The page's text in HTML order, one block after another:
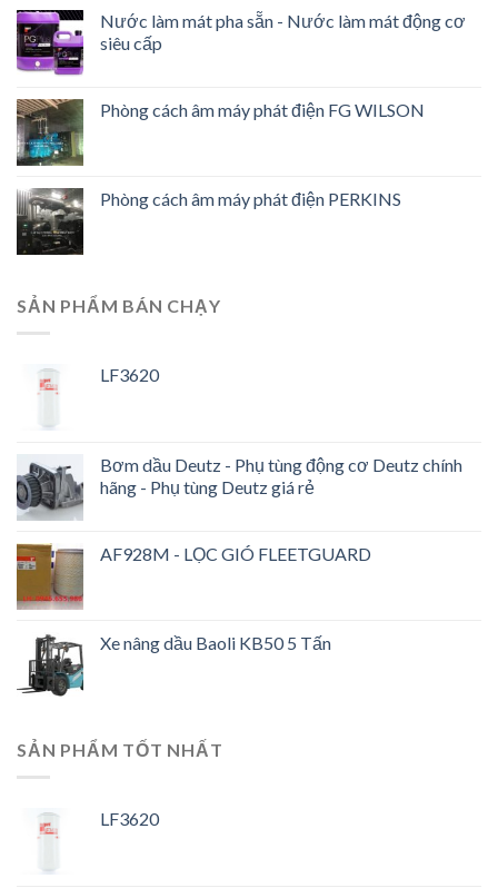
Nước làm mát pha sẵn - Nước làm mát động cơ
siêu cấp
Phòng cách âm máy phát điện FG WILSON
Phòng cách âm máy phát điện PERKINS
SẢN PHẨM BÁN CHẠY
LF3620
Bơm dầu Deutz - Phụ tùng động cơ Deutz chính
hãng - Phụ tùng Deutz giá rẻ
AF928M - LỌC GIÓ FLEETGUARD
Xe nâng dầu Baoli KB50 5 Tấn
SẢN PHẨM TỐT NHẤT
LF3620